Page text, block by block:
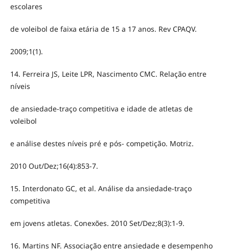
escolares
de voleibol de faixa etária de 15 a 17 anos. Rev CPAQV.
2009;1(1).
14. Ferreira JS, Leite LPR, Nascimento CMC. Relação entre
níveis
de ansiedade-traço competitiva e idade de atletas de
voleibol
e análise destes níveis pré e pós- competição. Motriz.
2010 Out/Dez;16(4):853-7.
15. Interdonato GC, et al. Análise da ansiedade-traço
competitiva
em jovens atletas. Conexões. 2010 Set/Dez;8(3):1-9.
16. Martins NF. Associação entre ansiedade e desempenho